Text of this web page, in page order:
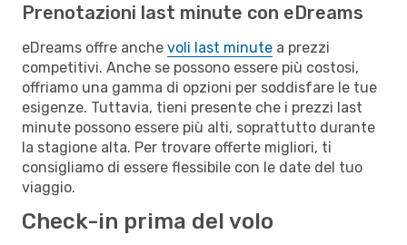
Prenotazioni last minute con eDreams
eDreams offre anche voli last minute a prezzi
competitivi. Anche se possono essere più costosi,
offriamo una gamma di opzioni per soddisfare le tue
esigenze. Tuttavia, tieni presente che i prezzi last
minute possono essere più alti, soprattutto durante
la stagione alta. Per trovare offerte migliori, ti
consigliamo di essere flessibile con le date del tuo
viaggio.
Check-in prima del volo